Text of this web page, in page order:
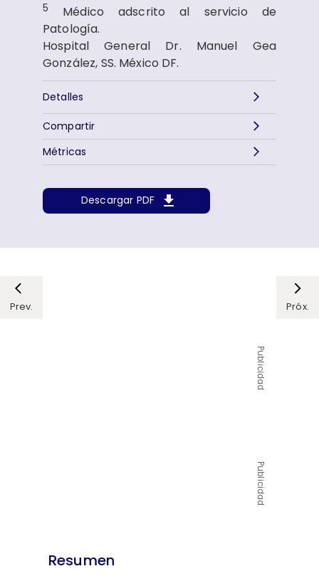
5 Médico adscrito al servicio de
Patología.
Hospital General Dr. Manuel Gea
González, SS. México DF.
Detalles
Descargar PDF
Métricas
Compartir
Prev. Próx.
Publicidad
Publicidad
Resumen